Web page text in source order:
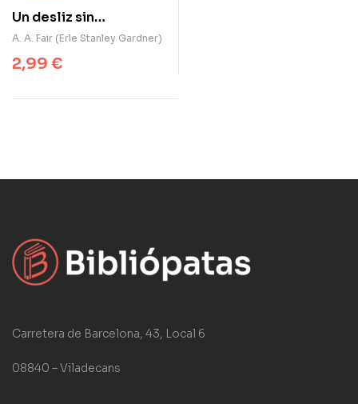
Un desliz sin
importancia
A. A. Fair (Erle Stanley Gardner)
2,99 €
Carretera de Barcelona, 43, Local 6
08840 – Viladecans